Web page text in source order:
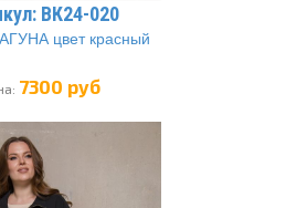
ВК24-020
цвет красный
7300 руб